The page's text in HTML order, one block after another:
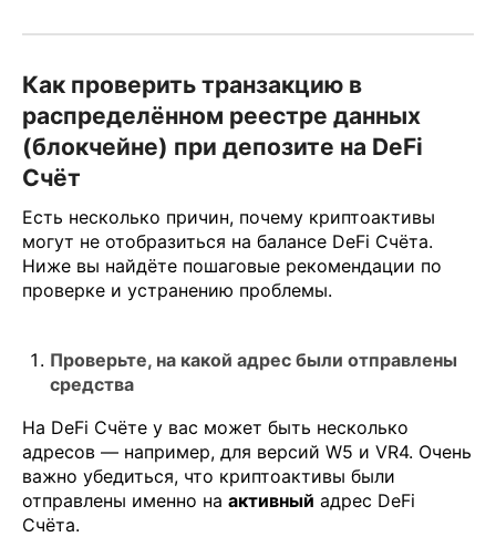
Как проверить транзакцию в
распределённом реестре данных
(блокчейне) при депозите на DeFi
Счёт
Есть несколько причин, почему криптоактивы
могут не отобразиться на балансе DeFi Счёта.
Ниже вы найдёте пошаговые рекомендации по
проверке и устранению проблемы.
Проверьте, на какой адрес были отправлены
средства
На DeFi Счёте у вас может быть несколько
адресов — например, для версий W5 и VR4. Очень
важно убедиться, что криптоактивы были
отправлены именно на активный адрес DeFi
Счёта.